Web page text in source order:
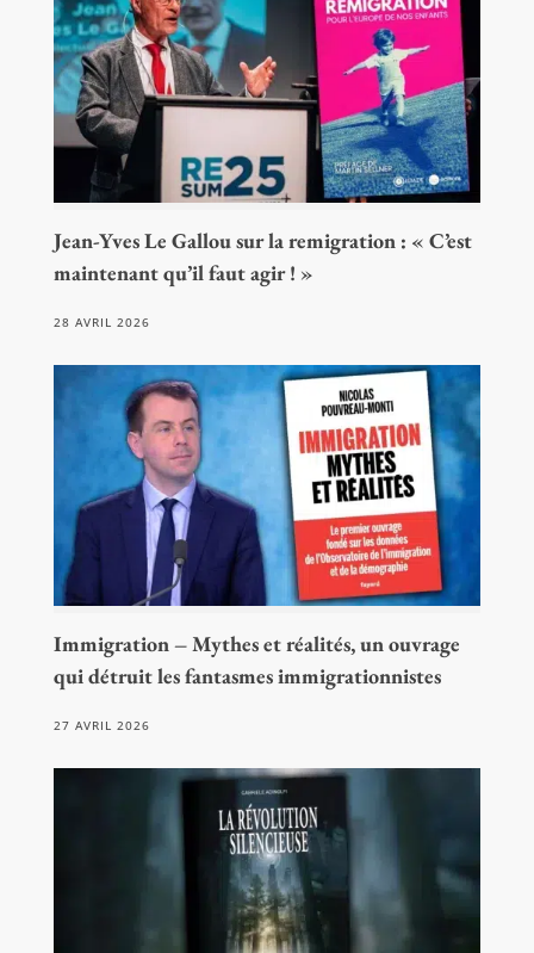
Jean-Yves Le Gallou sur la remigration : « C’est
maintenant qu’il faut agir ! »
28 AVRIL 2026
Immigration – Mythes et réalités, un ouvrage
qui détruit les fantasmes immigrationnistes
27 AVRIL 2026